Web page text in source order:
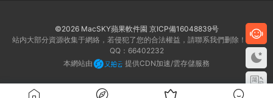
©2026 MacSKY蘋果軟件園 京ICP備16048839号
站内大部分資源收集于網絡，若侵犯了您的合法權益，請聯系我們删除！客服
QQ：66402232
本網站由
提供CDN加速/雲存儲服務